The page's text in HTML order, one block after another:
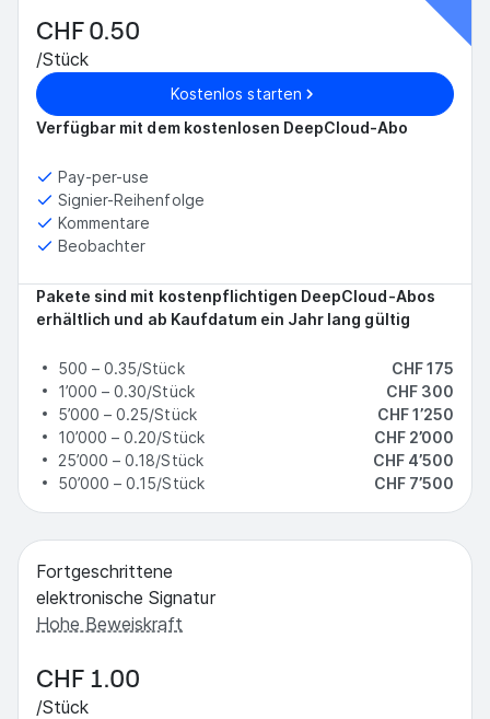
CHF 0.50
/Stück
Kostenlos starten
Verfügbar mit dem kostenlosen DeepCloud-Abo
Pay-per-use
Signier-Reihenfolge
Kommentare
Beobachter
Pakete sind mit kostenpflichtigen DeepCloud-Abos
erhältlich und ab Kaufdatum ein Jahr lang gültig
500 – 0.35/Stück
CHF 175
1’000 – 0.30/Stück
CHF 300
5’000 – 0.25/Stück
CHF 1’250
10’000 – 0.20/Stück
CHF 2’000
25’000 – 0.18/Stück
CHF 4’500
50’000 – 0.15/Stück
CHF 7’500
Fortgeschrittene
elektronische Signatur
Hohe Beweiskraft
CHF 1.00
/Stück